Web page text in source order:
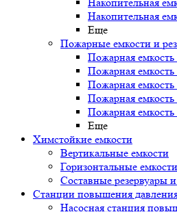
Накопительная
Еще
Пожарные емкости и
Пожарная
Пожарная
Пожарная
Пожарная
Пожарная
Еще
Химстойкие емкости
Вертикальные емкости
Горизонтальные емкости
Составные резервуары
Станции повышения
Насосная станция